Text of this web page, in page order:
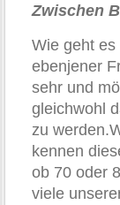
Zwischen
Wie geht
ebenjener
sehr und
gleichwohl
zu
kennen
ob 70 oder
viele